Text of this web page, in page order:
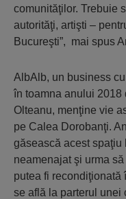
comunităţilor. Trebuie
autorităţi, artişti –
Bucureşti”, mai spus
AlbAlb, un business
în toamna anului 2018
Olteanu, menţine vie
pe Calea Dorobanţi.
găsească acest spaţiu
neamenajat şi urma
putea fi
se află la parterul unei